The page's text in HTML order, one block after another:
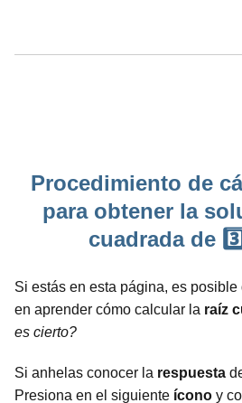
Procedimiento de
para obtener la
cuadrada de
Si estás en esta página, es
en aprender cómo calcular la raíz
es cierto?
Si anhelas conocer la respuesta
Presiona en el siguiente ícono y